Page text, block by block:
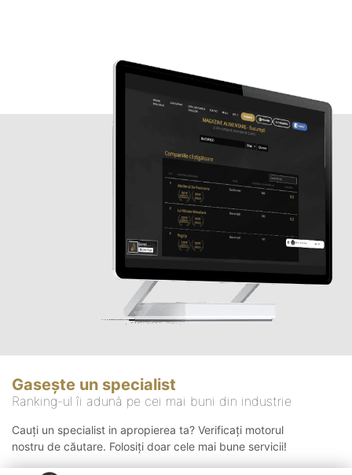
Gasește un specialist
Ranking-ul îi adună pe cei mai buni din industrie
Cauți un specialist in apropierea ta? Verificați motorul
nostru de căutare. Folosiți doar cele mai bune servicii!